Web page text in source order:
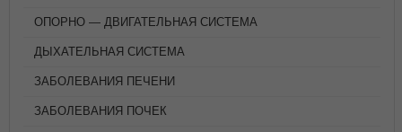
ОПОРНО — ДВИГАТЕЛЬНАЯ СИСТЕМА
ДЫХАТЕЛЬНАЯ СИСТЕМА
ЗАБОЛЕВАНИЯ ПЕЧЕНИ
ЗАБОЛЕВАНИЯ ПОЧЕК